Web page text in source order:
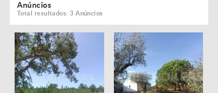
Anúncios
Total resultados: 3 Anúncios